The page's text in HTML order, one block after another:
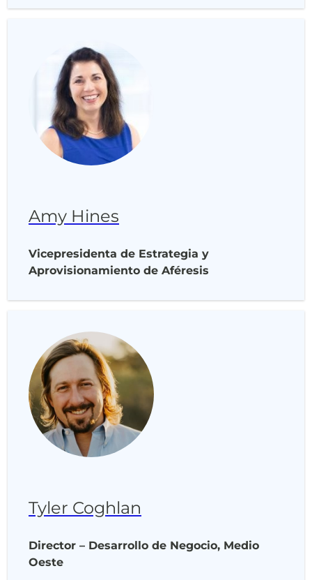
Amy Hines
Vicepresidenta de Estrategia y
Aprovisionamiento de Aféresis
Tyler Coghlan
Director – Desarrollo de Negocio, Medio
Oeste